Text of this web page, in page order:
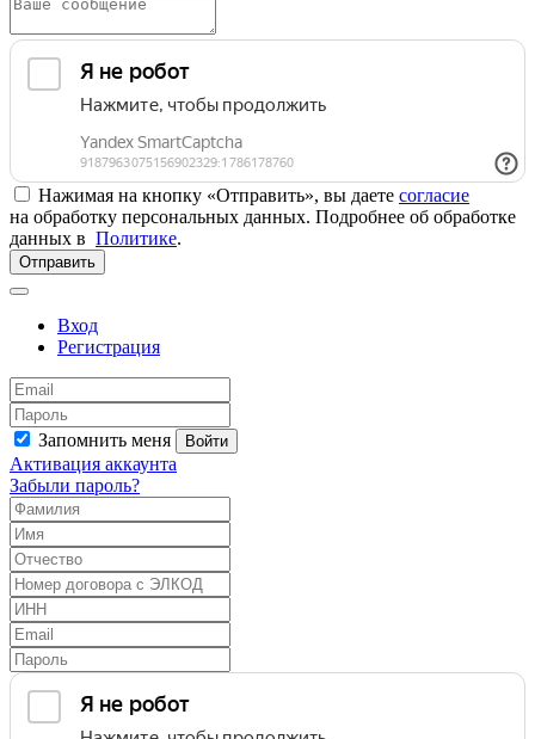
Нажимая на кнопку «Отправить», вы даете согласие
на обработку персональных данных. Подробнее об обработке
данных в Политике.
Отправить
Вход
Регистрация
Запомнить меня Войти
Активация аккаунта
Забыли пароль?